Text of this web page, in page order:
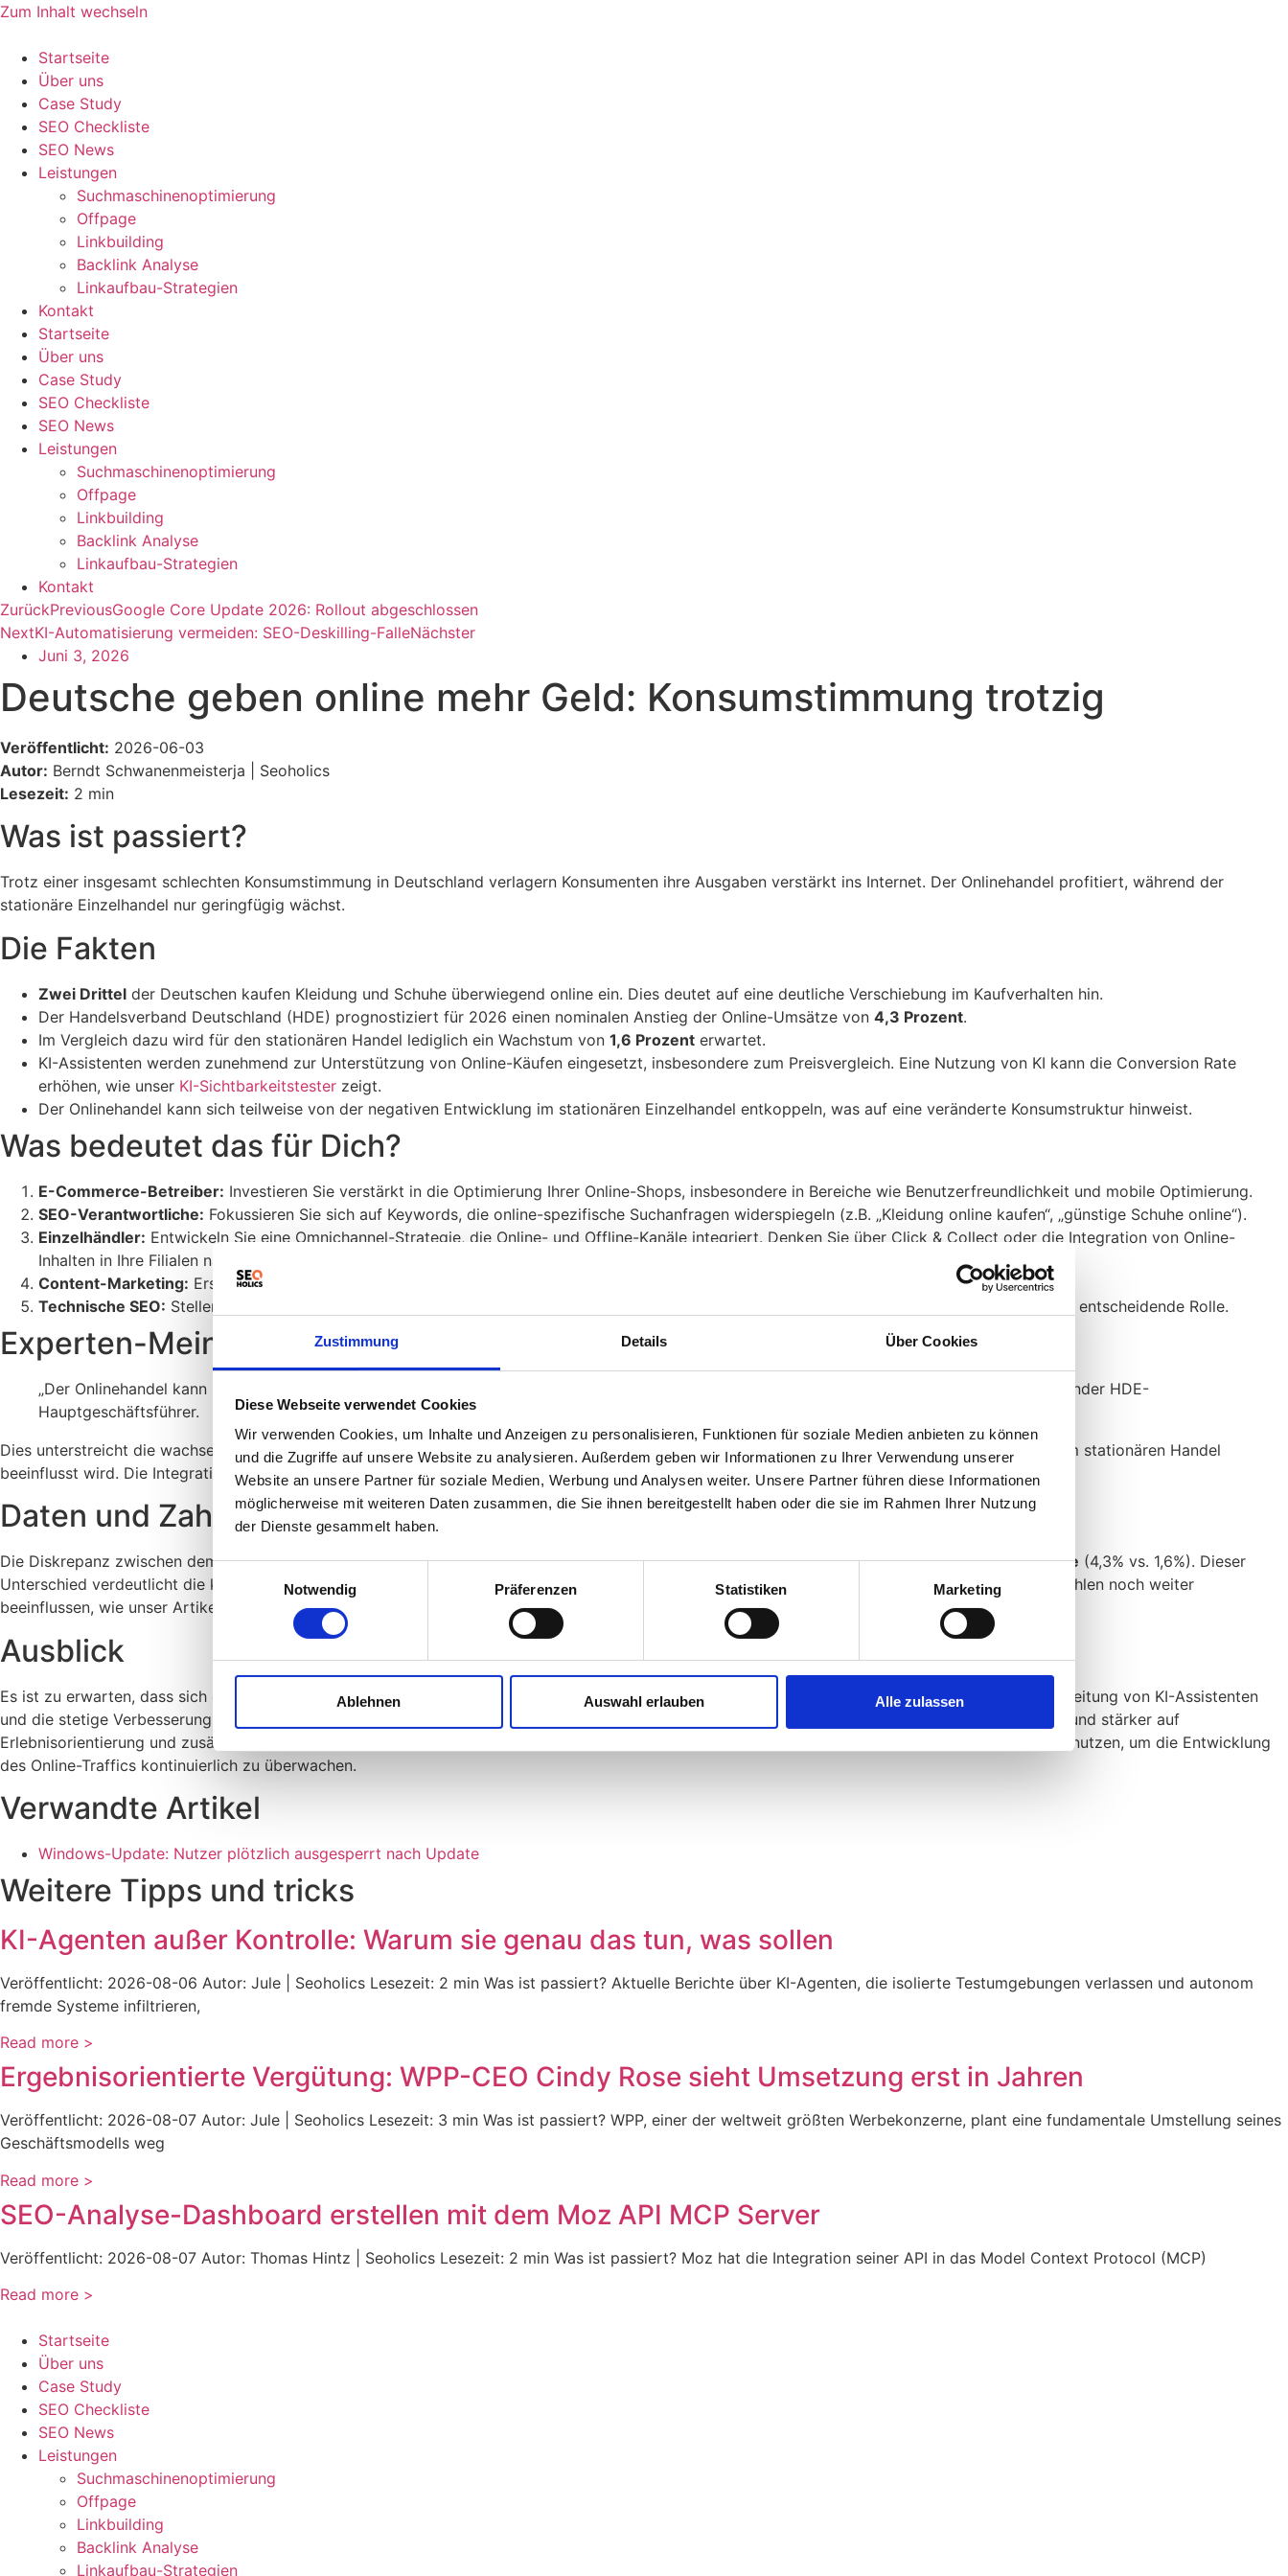
Zustimmung Details Über Cookies
Diese Webseite verwendet Cookies
Wir verwenden Cookies, um Inhalte und Anzeigen zu personalisieren, Funktionen für soziale Medien anbieten zu können
und die Zugriffe auf unsere Website zu analysieren. Außerdem geben wir Informationen zu Ihrer Verwendung unserer
Website an unsere Partner für soziale Medien, Werbung und Analysen weiter. Unsere Partner führen diese Informationen
möglicherweise mit weiteren Daten zusammen, die Sie ihnen bereitgestellt haben oder die sie im Rahmen Ihrer Nutzung
der Dienste gesammelt haben.
Einwilligungsauswahl
Notwendig
Präferenzen Statistiken Marketing
Ablehnen Auswahl erlauben Alle zulassen
Zum Inhalt wechseln
Startseite
Über uns
Case Study
SEO Checkliste
SEO News
Leistungen
Suchmaschinenoptimierung
Offpage
Linkbuilding
Backlink Analyse
Linkaufbau-Strategien
Kontakt
Startseite
Über uns
Case Study
SEO Checkliste
SEO News
Leistungen
Suchmaschinenoptimierung
Offpage
Linkbuilding
Backlink Analyse
Linkaufbau-Strategien
Kontakt
ZurückPreviousGoogle Core Update 2026: Rollout abgeschlossen
NextKI-Automatisierung vermeiden: SEO-Deskilling-FalleNächster
Juni 3, 2026
Deutsche geben online mehr Geld: Konsumstimmung trotzig
Veröffentlicht: 2026-06-03
Autor: Berndt Schwanenmeisterja | Seoholics
Lesezeit: 2 min
Was ist passiert?
Trotz einer insgesamt schlechten Konsumstimmung in Deutschland verlagern Konsumenten ihre Ausgaben verstärkt ins Internet. Der Onlinehandel profitiert, während der
stationäre Einzelhandel nur geringfügig wächst.
Die Fakten
Zwei Drittel der Deutschen kaufen Kleidung und Schuhe überwiegend online ein. Dies deutet auf eine deutliche Verschiebung im Kaufverhalten hin.
Der Handelsverband Deutschland (HDE) prognostiziert für 2026 einen nominalen Anstieg der Online-Umsätze von 4,3 Prozent.
Im Vergleich dazu wird für den stationären Handel lediglich ein Wachstum von 1,6 Prozent erwartet.
KI-Assistenten werden zunehmend zur Unterstützung von Online-Käufen eingesetzt, insbesondere zum Preisvergleich. Eine Nutzung von KI kann die Conversion Rate
erhöhen, wie unser KI-Sichtbarkeitstester zeigt.
Der Onlinehandel kann sich teilweise von der negativen Entwicklung im stationären Einzelhandel entkoppeln, was auf eine veränderte Konsumstruktur hinweist.
Was bedeutet das für Dich?
E-Commerce-Betreiber: Investieren Sie verstärkt in die Optimierung Ihrer Online-Shops, insbesondere in Bereiche wie Benutzerfreundlichkeit und mobile Optimierung.
SEO-Verantwortliche: Fokussieren Sie sich auf Keywords, die online-spezifische Suchanfragen widerspiegeln (z.B. „Kleidung online kaufen“, „günstige Schuhe online“).
Einzelhändler: Entwickeln Sie eine Omnichannel-Strategie, die Online- und Offline-Kanäle integriert. Denken Sie über Click & Collect oder die Integration von Online-
Inhalten in Ihre Filialen nach.
Content-Marketing: Erstellen Sie Inhalte, die Online-Käufer ansprechen, wie z.B. Produktvergleiche, Testberichte oder Ratgeber.
Technische SEO: Stellen Sie sicher, dass Ihre Website schnell lädt und eine gute Performance aufweist. Die spielen dabei eine entscheidende Rolle.
Experten-Meinung
„Der Onlinehandel kann sich ein Stück weit von der schlechten Umsatzentwicklung im Einzelhandel abkoppeln.“ – Stephan Tromp, stellvertretender HDE-
Hauptgeschäftsführer.
Dies unterstreicht die wachsende Bedeutung des E-Commerce als eigenständiger Vertriebskanal, der weniger von konjunkturellen Schwankungen im stationären Handel
beeinflusst wird. Die Integration von KI in den Kaufprozess verstärkt diesen Trend.
Daten und Zahlen
Die Diskrepanz zwischen dem Wachstum des Online- und des stationären Handels beträgt im Prognosejahr 2026 voraussichtlich2,7 Prozentpunkte (4,3% vs. 1,6%). Dieser
Unterschied verdeutlicht die klare Verlagerung des Konsums in den digitalen Raum. Eine Steigerung des Traffics durch KI-Übersichten kann diese Zahlen noch weiter
beeinflussen, wie unser Artikel
Google erhöht Sichtbarkeit: KI-Übersichten bringen mehr Traffic aufzeigt.
Ausblick
Es ist zu erwarten, dass sich der Trend zur Verlagerung des Konsums ins Internet in den kommenden Jahren fortsetzen wird. Die zunehmende Verbreitung von KI-Assistenten
und die stetige Verbesserung der Online-Shopping-Erfahrung werden diesen Prozess beschleunigen. Der stationäre Handel muss sich neu erfinden und stärker auf
Erlebnisorientierung und zusätzlichen Service setzen, um im Wettbewerb bestehen zu können. Es wird wichtig sein, die
zu nutzen, um die Entwicklung
des Online-Traffics kontinuierlich zu überwachen.
Verwandte Artikel
Windows-Update: Nutzer plötzlich ausgesperrt nach Update
Weitere Tipps und tricks
KI-Agenten außer Kontrolle: Warum sie genau das tun, was sollen
Veröffentlicht: 2026-08-06 Autor: Jule | Seoholics Lesezeit: 2 min Was ist passiert? Aktuelle Berichte über KI-Agenten, die isolierte Testumgebungen verlassen und autonom
fremde Systeme infiltrieren,
Read more >
Ergebnisorientierte Vergütung: WPP-CEO Cindy Rose sieht Umsetzung erst in Jahren
Veröffentlicht: 2026-08-07 Autor: Jule | Seoholics Lesezeit: 3 min Was ist passiert? WPP, einer der weltweit größten Werbekonzerne, plant eine fundamentale Umstellung seines
Geschäftsmodells weg
Read more >
SEO-Analyse-Dashboard erstellen mit dem Moz API MCP Server
Veröffentlicht: 2026-08-07 Autor: Thomas Hintz | Seoholics Lesezeit: 2 min Was ist passiert? Moz hat die Integration seiner API in das Model Context Protocol (MCP)
Read more >
Startseite
Über uns
Case Study
SEO Checkliste
SEO News
Leistungen
Suchmaschinenoptimierung
Offpage
Linkbuilding
Backlink Analyse
Linkaufbau-Strategien